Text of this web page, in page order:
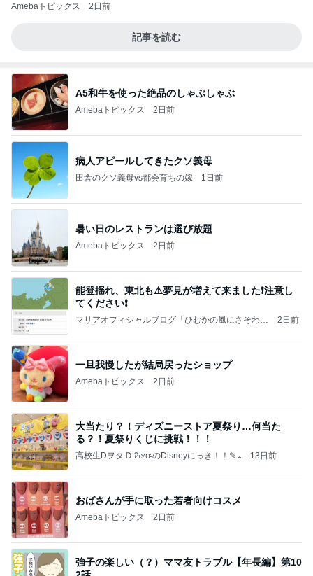
Amebaトピックス 2日前
記事を読む
A5和牛を使った絶品のしゃぶしゃぶ
Amebaトピックス 2日前
病人アピールしてきたクソ義母
田舎のクソ義母vs都会育ちの嫁 1日前
暑い日のレストランは選び放題
Amebaトピックス 2日前
能登揺れ、東北も⚠️夢見が増えて来ました❗️注意し
てください❗️
マリアオフィシャルブログ「ひむかの風にさそわれ
2日前
一旦我慢したが結局戻ったショップ
Amebaトピックス 2日前
大当たり？！ディズニーストア夏祭り…何当た
る？！夏祭りくじに挑戦！！！
高校生Dヲタ Ꭰ-ᎮꭵꭹꭴのDisneyにっき！！✎ܚ 13日前
おばさんが手に取った若者向けコスメ
Amebaトピックス 2日前
強子の楽しい（？）ママ友トラブル【年長編】第10